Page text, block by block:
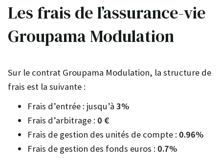
Les frais de l’assurance-vie
Groupama Modulation
Sur le contrat Groupama Modulation, la structure de
frais est la suivante :
Frais d’entrée : jusqu’à 3%
Frais d’arbitrage : 0 €
Frais de gestion des unités de compte : 0.96%
Frais de gestion des fonds euros : 0.7%